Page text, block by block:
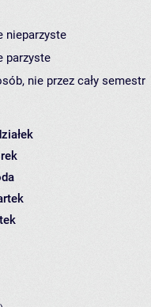
nieparzyste
parzyste
nie przez cały semestr